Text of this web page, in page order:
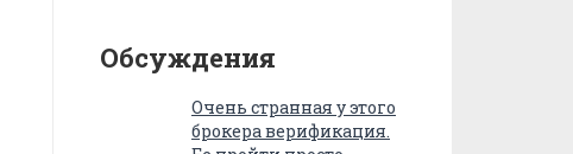
Обсуждения
Очень странная у этого
брокера верификация.